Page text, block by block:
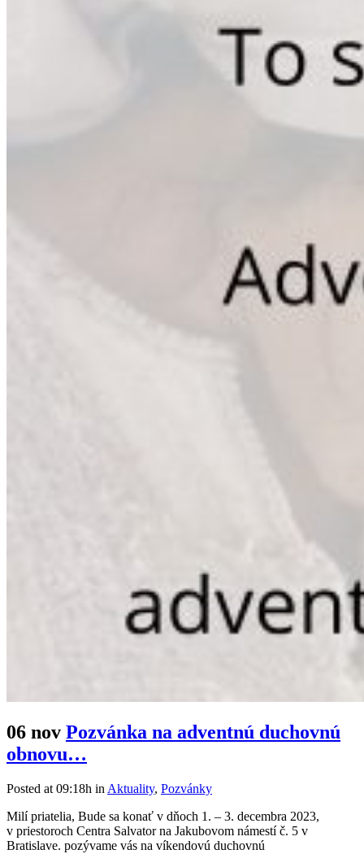
06 nov Pozvánka na adventnú duchovnú
obnovu…
Posted at 09:18h in Aktuality, Pozvánky
Milí priatelia, Bude sa konať v dňoch 1. – 3. decembra 2023,
v priestoroch Centra Salvator na Jakubovom námestí č. 5 v
Bratislave. pozývame vás na víkendovú duchovnú